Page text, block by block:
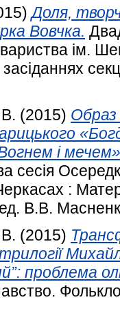
Доля,
Вовчка.
ім.
(2015) Образ
і мечем»:
сесія
:
В.В.
(2015)
проблема